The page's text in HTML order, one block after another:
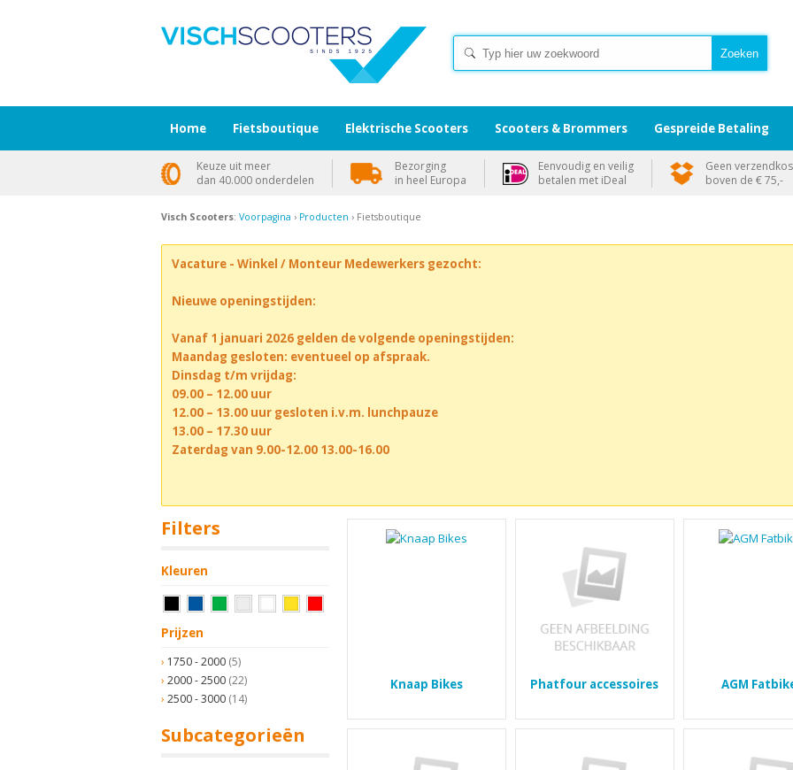
Visch Scooters: Voorpagina › Producten › Fietsboutique
Vacature - Winkel / Monteur Medewerkers gezocht:
Nieuwe openingstijden:
Vanaf 1 januari 2026 gelden de volgende openingstijden:
Maandag gesloten: eventueel op afspraak.
Dinsdag t/m vrijdag:
09.00 – 12.00 uur
12.00 – 13.00 uur gesloten i.v.m. lunchpauze
13.00 – 17.30 uur
Zaterdag van 9.00-12.00 13.00-16.00
Filters
Kleuren
Prijzen
1750 - 2000 (5)
2000 - 2500 (22)
2500 - 3000 (14)
Subcategorieën
Knaap Bikes Phatfour accessoires AGM
Home Fietsboutique Elektrische Scooters Scooters & Brommers Gespreide Betaling
Keuze uit meer
dan 40.000 onderdelen
Bezorging
in heel Europa
Eenvoudig en veilig
betalen met iDeal
Geen
boven de € 75,-